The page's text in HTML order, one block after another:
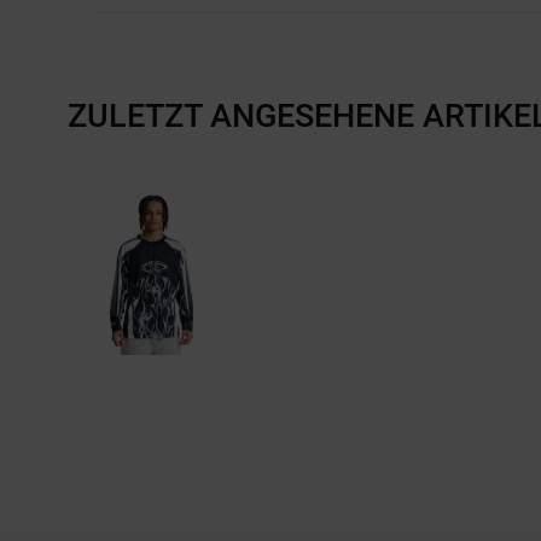
ZULETZT ANGESEHENE